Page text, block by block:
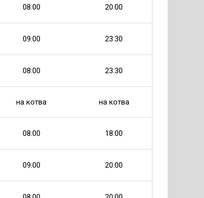
08:00 20:00
09:00 23:30
08:00 23:30
на котва на котва
08:00 18:00
09:00 20:00